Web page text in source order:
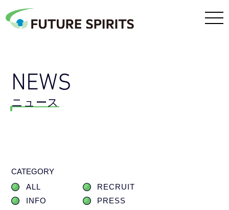
NEWS
ニュース
CATEGORY
ALL
RECRUIT
INFO
PRESS